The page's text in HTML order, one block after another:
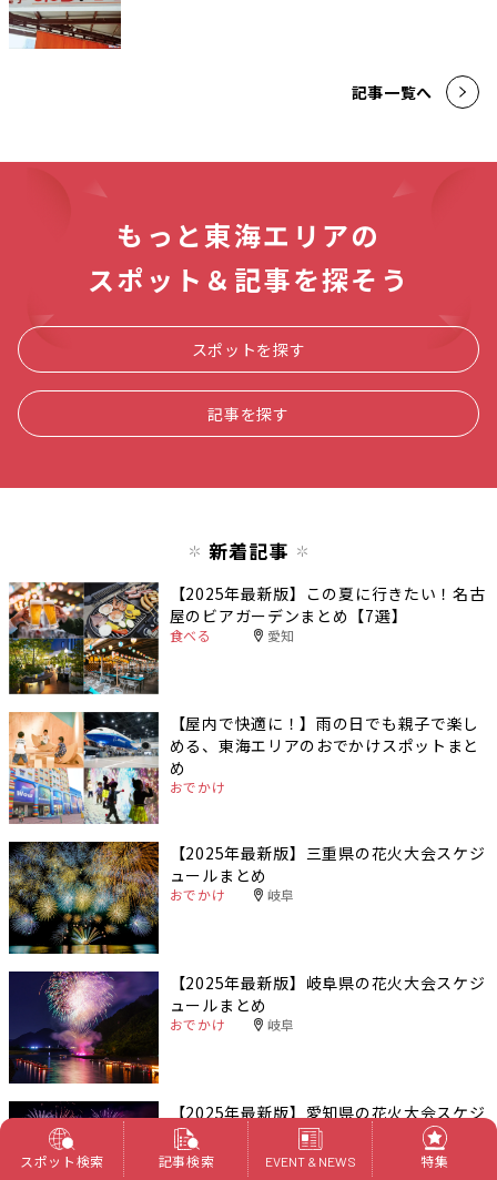
記事一覧へ
もっと東海エリアの
スポット＆記事を探そう
スポットを探す
記事を探す
新着記事
【2025年最新版】この夏に行きたい！名古
屋のビアガーデンまとめ【7選】
食べる 愛知
【屋内で快適に！】雨の日でも親子で楽し
める、東海エリアのおでかけスポットまと
め
おでかけ
【2025年最新版】三重県の花火大会スケジ
ュールまとめ
おでかけ 岐阜
【2025年最新版】岐阜県の花火大会スケジ
ュールまとめ
おでかけ 岐阜
【2025年最新版】愛知県の花火大会スケジ
ュールまとめ
おでかけ 愛知
スポット検索 記事検索 EVENT & NEWS 特集